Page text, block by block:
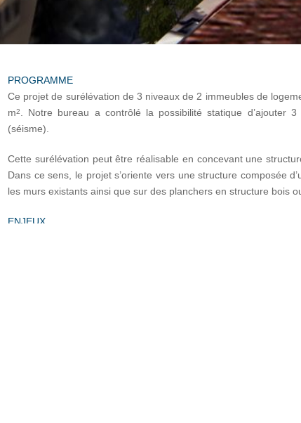
PROGRAMME
Ce projet de surélévation de 3 niveaux de 2 immeubles de
m2
. Notre bureau a contrôlé la possibilité statique
(séisme).
Cette surélévation peut être réalisable en concevant une
Dans ce sens, le projet s’oriente vers une structure composée
les murs existants ainsi que sur des planchers en structure bois
ENJEUX